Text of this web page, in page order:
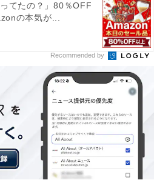
てたの？」80％OFF
の本気が...
Recommended by